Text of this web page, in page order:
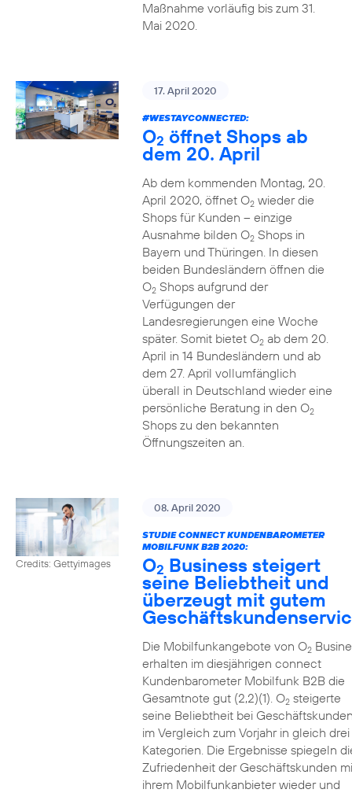
Maßnahme vorläufig bis zum 31.
Mai 2020.
17. April 2020
#WESTAYCONNECTED:
O2 öffnet Shops ab
dem 20. April
Ab dem kommenden Montag, 20.
April 2020, öffnet O2wieder die
Shops für Kunden – einzige
Ausnahme bilden O2Shops in
Bayern und Thüringen. In diesen
beiden Bundesländern öffnen die
O2Shops aufgrund der
Verfügungen der
Landesregierungen eine Woche
später. Somit bietet O2ab dem 20.
April in 14 Bundesländern und ab
dem 27. April vollumfänglich
überall in Deutschland wieder eine
persönliche Beratung in den O2
Shops zu den bekannten
Öffnungszeiten an.
Credits: Gettyimages
08. April 2020
STUDIE CONNECT KUNDENBAROMETER
MOBILFUNK B2B 2020:
O2 Business steigert
seine Beliebtheit und
überzeugt mit gutem
Die Mobilfunkangebote von O2
erhalten im diesjährigen connect
Kundenbarometer Mobilfunk B2B die
Gesamtnote gut (2,2)(1). O2steigerte
seine Beliebtheit bei
im Vergleich zum Vorjahr in gleich drei
Kategorien. Die Ergebnisse spiegeln
Zufriedenheit der Geschäftskunden
ihrem Mobilfunkanbieter wieder und